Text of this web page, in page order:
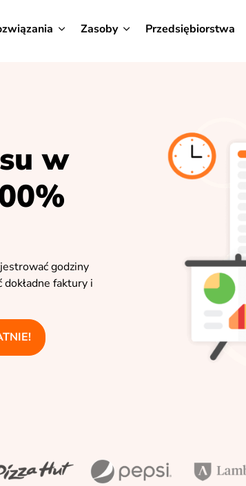
Zasoby Przedsiębiorstwa
w
godziny
faktury i